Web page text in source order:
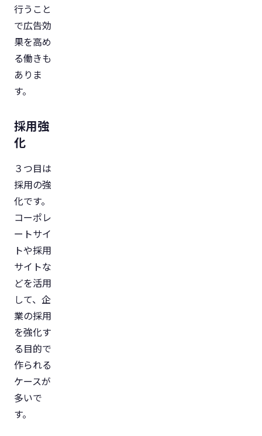
行うこと
で広告効
果を高め
る働きも
ありま
す。
採用強
化
３つ目は
採用の強
化です。
コーポレ
ートサイ
トや採用
サイトな
どを活用
して、企
業の採用
を強化す
る目的で
作られる
ケースが
多いで
す。